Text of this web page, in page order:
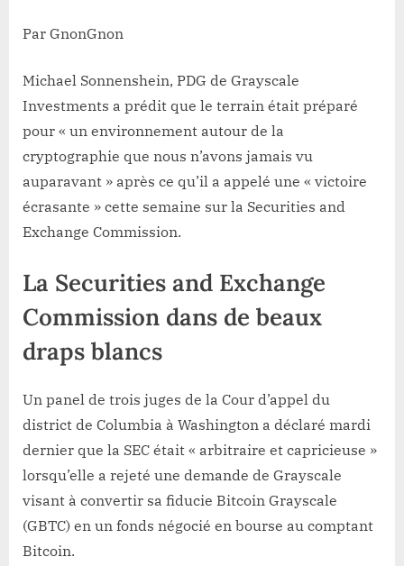
à
Washington
Par GnonGnon
Michael Sonnenshein, PDG de Grayscale
Investments a prédit que le terrain était préparé
pour « un environnement autour de la
cryptographie que nous n’avons jamais vu
auparavant » après ce qu’il a appelé une « victoire
écrasante » cette semaine sur la Securities and
Exchange Commission.
La Securities and Exchange
Commission dans de beaux
draps blancs
Un panel de trois juges de la Cour d’appel du
district de Columbia à Washington a déclaré mardi
dernier que la SEC était « arbitraire et capricieuse »
lorsqu’elle a rejeté une demande de Grayscale
visant à convertir sa fiducie Bitcoin Grayscale
(GBTC) en un fonds négocié en bourse au comptant
Bitcoin.